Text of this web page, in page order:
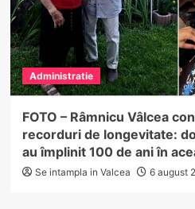
Administratie
FOTO – Râmnicu Vâlcea
recorduri de longevitate:
au împlinit 100 de ani în
Se intampla in Valcea 6 august